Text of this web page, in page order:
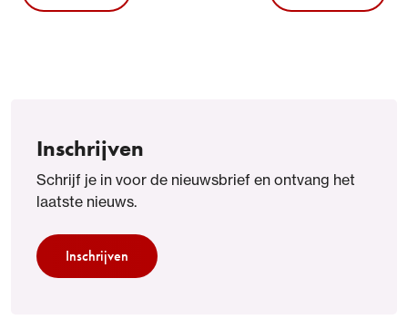
Inschrijven
Schrijf je in voor de nieuwsbrief en ontvang het
laatste nieuws.
Inschrijven